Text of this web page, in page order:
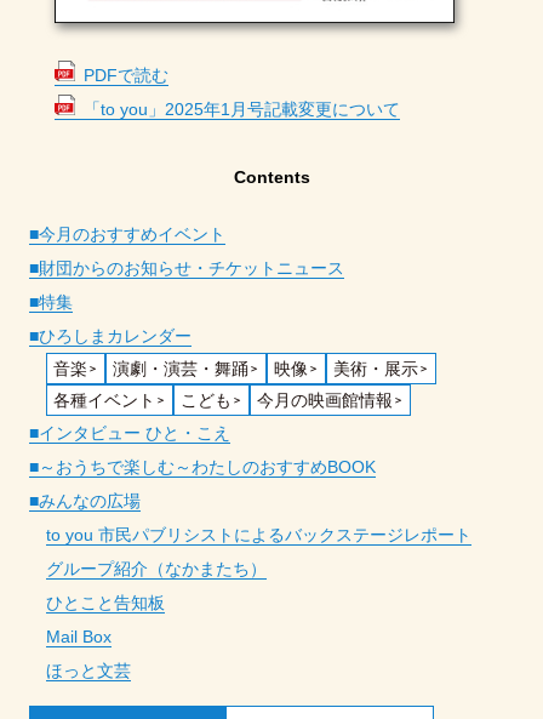
PDFで読む
「to you」2025年1月号記載変更について
Contents
■今月のおすすめイベント
■財団からのお知らせ・チケットニュース
■特集
■ひろしまカレンダー
音楽
演劇・演芸・舞踊 映像
美術・展示
各種イベント
こども
今月の映画館情報
■インタビュー ひと・こえ
■～おうちで楽しむ～わたしのおすすめBOOK
■みんなの広場
to you 市民パブリシストによるバックステージレポート
グループ紹介（なかまたち）
ひとこと告知板
Mail Box
ほっと文芸